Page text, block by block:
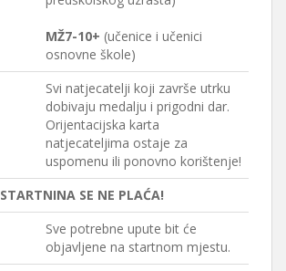
MŽ7-10+ (učenice i učenici
osnovne škole)
Svi natjecatelji koji završe utrku
dobivaju medalju i prigodni dar.
Orijentacijska karta
natjecateljima ostaje za
uspomenu ili ponovno korištenje!
STARTNINA SE NE PLAĆA!
Sve potrebne upute bit će
objavljene na startnom mjestu.